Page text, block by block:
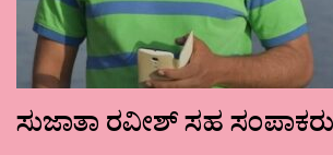
ಸುಜಾತಾ ರವೀಶ್ ಸಹ ಸಂಪಾಕರು